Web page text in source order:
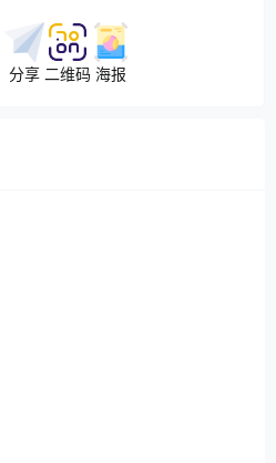
分享 二维码 海报